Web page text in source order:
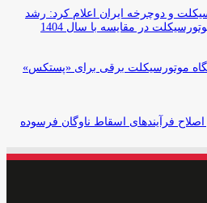
و دوچرخه ایران اعلام کرد: رشد
25 هزار دستگاه موتورسیکلت برقی برای «پستکس»
فرآیندهای اسقاط ناوگان فرسوده